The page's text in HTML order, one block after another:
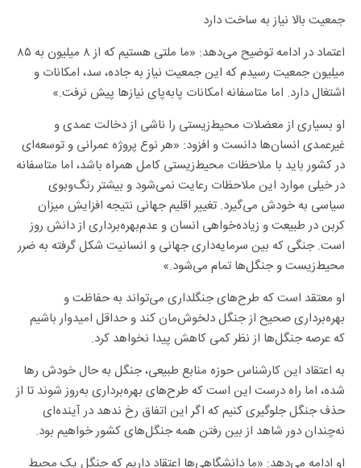
جمعیت بالا نیاز به ساخت دارد
اعتماد در ادامه توضیح می‌دهد: «ما ملتی هستیم که از ۸ میلیون به ۸۵
میلیون جمعیت رسیدم که این جمعیت نیاز به جاده، سد، امکانات و
اشتغال دارد. اما متاسفانه امکانات پابه‌پای نیاز‌ها پیش نرفت.»
او بسیاری از معضلات محیط‌زیستی را ناشی از دخالت عمدی و
غیرعمدی انسان‌ها دانست و افزود: «هر نوع پروژه عمرانی و توسعه‌ای
در کشور باید با ملاحظات محیط‌زیستی کامل همراه باشد، اما متاسفانه
در خیلی موارد این ملاحظات رعایت نمی‌شود و بیشتر رنگ‌وبوی
سیاسی به خودش می‌گیرد. تغییر اقلیم جهانی نتیجه افزایش میزان
کربن در طبیعت و زیاده‌خواهی انسان و عدم‌بهره‌برداری از دانش روز
است. جنگی که بین سرمایه‌داری جهانی و انسانیت شکل گرفته به ضرر
محیط‌زیست و جنگل‌ها تمام می‌شود.»
او معتقد است که طرح‌های جنگلداری می‌تواند به حفاظت و
بهره‌برداری صحیح از جنگل دلخوش‌مان کند و حداقل امیدوار باشیم
که عرصه جنگل‌ها از نظر کمی کاهش پیدا نخواهد کرد.
به اعتقاد این کارشناس حوزه منابع طبیعی، جنگل به حال خودش رها
شده، اما راه درست این است که طرح‌های بهره‌برداری به‌روز شوند تا از
حذف جنگل جلوگیری کنیم که اگر این اتفاق رخ ندهد در آینده‌ای
نه‌چندان دور شاهد از بین رفتن همه جنگل‌های کشور خواهیم بود.
او ادامه می‌دهد: «ما دانشگاهی‌ها اعتقاد داریم که جنگل یک محیط